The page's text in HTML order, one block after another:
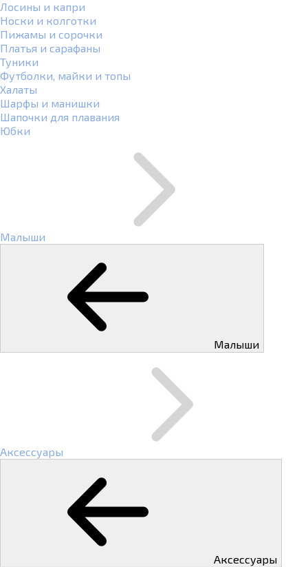
Лосины и капри
Носки и колготки
Пижамы и сорочки
Платья и сарафаны
Туники
Футболки, майки и топы
Халаты
Шарфы и манишки
Шапочки для плавания
Юбки
Малыши
Малыши
Аксессуары
Аксессуары